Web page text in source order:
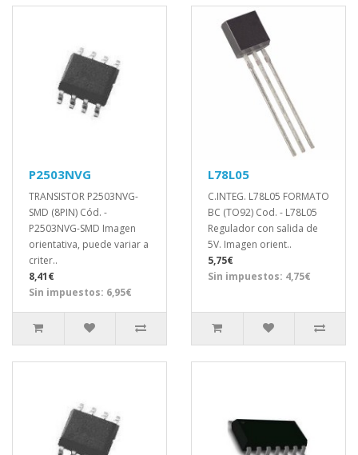
P2503NVG
TRANSISTOR P2503NVG-
SMD (8PIN) Cód. -
P2503NVG-SMD Imagen
orientativa, puede variar a
criter..
8,41€
Sin impuestos: 6,95€
L78L05
C.INTEG. L78L05 FORMATO
BC (TO92) Cod. - L78L05
Regulador con salida de
5V. Imagen orient..
5,75€
Sin impuestos: 4,75€